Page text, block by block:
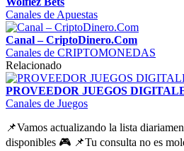
Canales de Apuestas
Canal – CriptoDinero.Com
Canales de CRIPTOMONEDAS
Relacionado
PROVEEDOR JUEGOS
Canales de Juegos
📌Vamos actualizando la lista
disponibles 🎮 📌Tu consulta no es